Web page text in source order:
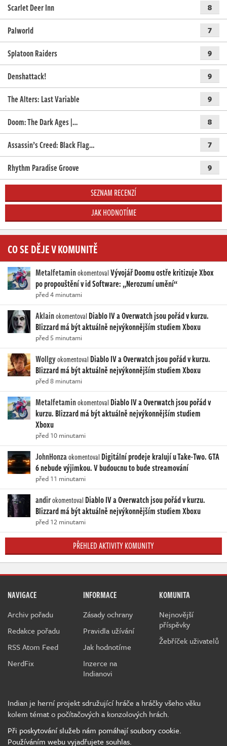
Scarlet Deer Inn 8
Palworld 7
Splatoon Raiders 9
Denshattack! 9
The Alters: Last Variable 9
Doom: The Dark Ages |… 8
Assassin’s Creed: Black Flag… 7
Rhythm Paradise Groove 9
SEZNAM RECENZÍ
JAK HODNOTÍME
CO SE DĚJE V KOMUNITĚ
MetalfetaminokomentovalVývojář Doomu ostře kritizuje Xbox
po propouštění v id Software: „Nerozumí umění“
před 4 minutami
Aklainokomentoval Diablo IV a Overwatch jsou pořád v kurzu.
Blizzard má být aktuálně nejvýkonnějším studiem Xboxu
před 5 minutami
Wollgyokomentoval Diablo IV a Overwatch jsou pořád v kurzu.
Blizzard má být aktuálně nejvýkonnějším studiem Xboxu
před 8 minutami
Metalfetaminokomentoval Diablo IV a Overwatch jsou pořád v
kurzu. Blizzard má být aktuálně nejvýkonnějším studiem
Xboxu
před 10 minutami
JohnHonzaokomentoval Digitální prodeje kralují u Take-Two. GTA
6 nebude výjimkou. V budoucnu to bude streamování
před 11 minutami
andirokomentoval Diablo IV a Overwatch jsou pořád v kurzu.
Blizzard má být aktuálně nejvýkonnějším studiem Xboxu
před 12 minutami
PŘEHLED AKTIVITY KOMUNITY
NAVIGACE
Archiv pořadu
Redakce pořadu
RSS Atom Feed
NerdFix
INFORMACE
Zásady ochrany
Pravidla užívání
Jak hodnotíme
Inzerce na
Indianovi
KOMUNITA
Nejnovější
příspěvky
Žebříček uživatelů
Indian je herní projekt sdružující hráče a hráčky všeho věku
kolem témat o počítačových a konzolových hrách.
Při poskytování služeb nám pomáhají soubory cookie.
Používáním webu vyjadřujete souhlas.